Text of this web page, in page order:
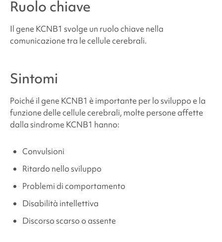
Dove posso trovare supporto e risorse?
Ruolo chiave
Il gene KCNB1 svolge un ruolo chiave nella
comunicazione tra le cellule cerebrali.
Sintomi
Poiché il gene KCNB1 è importante per lo sviluppo e la
funzione delle cellule cerebrali, molte persone affette
dallasindrome KCNB1 hanno:
Convulsioni
Ritardo nello sviluppo
Problemi di comportamento
Disabilità intellettiva
Discorso scarso o assente